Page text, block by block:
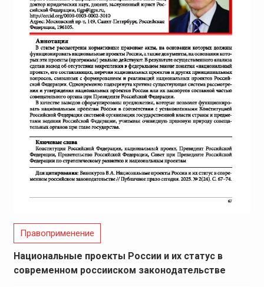
Правоприменение
Национальные проекты России и их статус в
современном россииском законодательстве